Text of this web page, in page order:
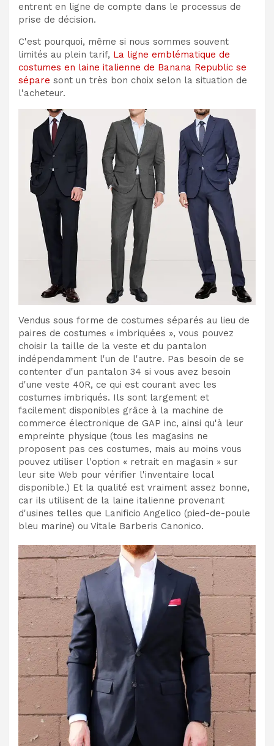
entrent en ligne de compte dans le processus de
prise de décision.
C'est pourquoi, même si nous sommes souvent
limités au plein tarif, La ligne emblématique de
costumes en laine italienne de Banana Republic se
sépare sont un très bon choix selon la situation de
l'acheteur.
Vendus sous forme de costumes séparés au lieu de
paires de costumes « imbriquées », vous pouvez
choisir la taille de la veste et du pantalon
indépendamment l'un de l'autre. Pas besoin de se
contenter d'un pantalon 34 si vous avez besoin
d'une veste 40R, ce qui est courant avec les
costumes imbriqués. Ils sont largement et
facilement disponibles grâce à la machine de
commerce électronique de GAP inc, ainsi qu'à leur
empreinte physique (tous les magasins ne
proposent pas ces costumes, mais au moins vous
pouvez utiliser l'option « retrait en magasin » sur
leur site Web pour vérifier l'inventaire local
disponible.) Et la qualité est vraiment assez bonne,
car ils utilisent de la laine italienne provenant
d'usines telles que Lanificio Angelico (pied-de-poule
bleu marine) ou Vitale Barberis Canonico.